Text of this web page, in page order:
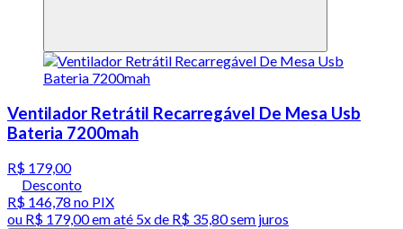
Ventilador Retrátil Recarregável De Mesa Usb
Bateria 7200mah
R$ 179,00
Desconto
R$ 146,78 no PIX
ou R$ 179,00em até 5x de R$ 35,80 sem juros